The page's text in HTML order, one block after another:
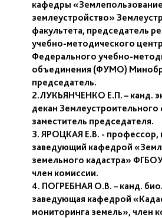
кафедры
землеустройство»
факультета, председатель
учебно-методического
Федерального учебно-
объединения (ФУМО)
председатель.
2.ЛУКЬЯНЧЕНКО Е.П. – канд.
декан Землеустроительного
заместитель председателя.
3. ЯРОЦКАЯ Е.В. - профессор,
заведующий кафедрой
земельного кадастра»
член комиссии.
4. ПОГРЕБНАЯ О.В. – канд.
заведующая кафедрой
мониторинга земель», член